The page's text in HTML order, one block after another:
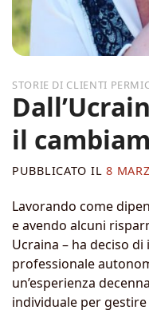
il
PUBBLICATO IL8
Lavorando come
e avendo alcuni
Ucraina – ha deciso
professionale
un’esperienza
individuale per gestire